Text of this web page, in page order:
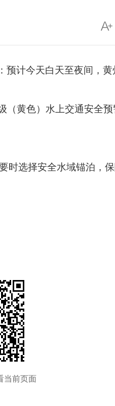
预计今天白天至夜间，
（黄色）水上交通安全
选择安全水域锚泊，保
当前页面